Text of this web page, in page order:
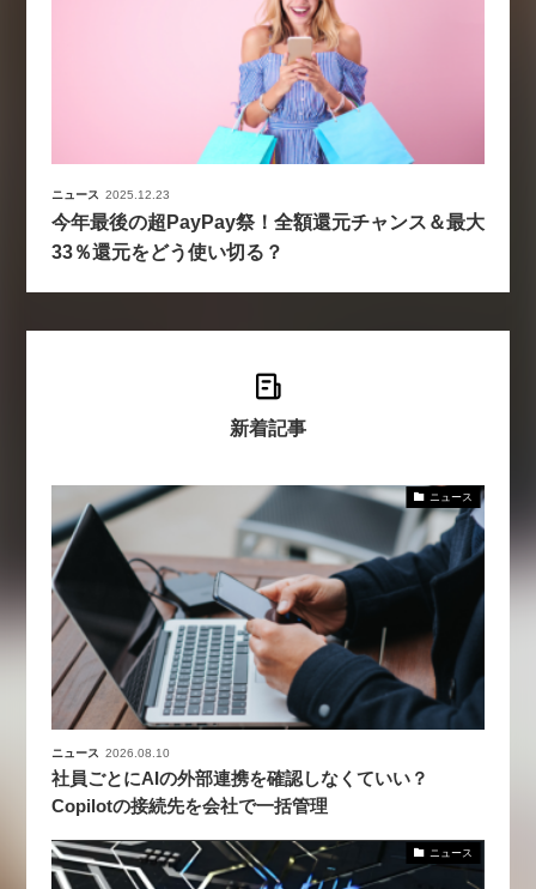
ニュース 2025.12.23
今年最後の超PayPay祭！全額還元チャンス＆最大
33％還元をどう使い切る？
新着記事
ニュース
ニュース 2026.08.10
社員ごとにAIの外部連携を確認しなくていい？
Copilotの接続先を会社で一括管理
ニュース